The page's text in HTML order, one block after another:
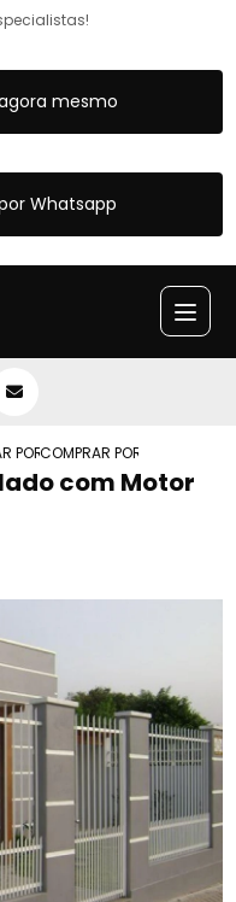
mesmo
Whatsapp
PORTAO ARTICULADO DE
COMPRAR PORTAO
com Motor